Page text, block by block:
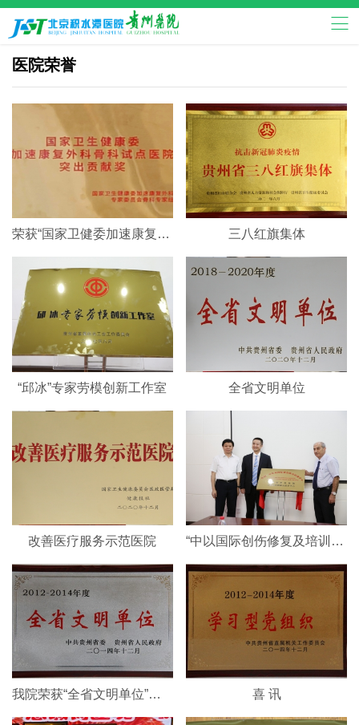
医院荣誉
荣获“国家卫健委加速康复外科突出贡献奖” 三八红旗集体
“邱冰”专家劳模创新工作室 全省文明单位
改善医疗服务示范医院 “中以国际创伤修复及培训中心”成立
我院荣获“全省文明单位”称号 喜 讯